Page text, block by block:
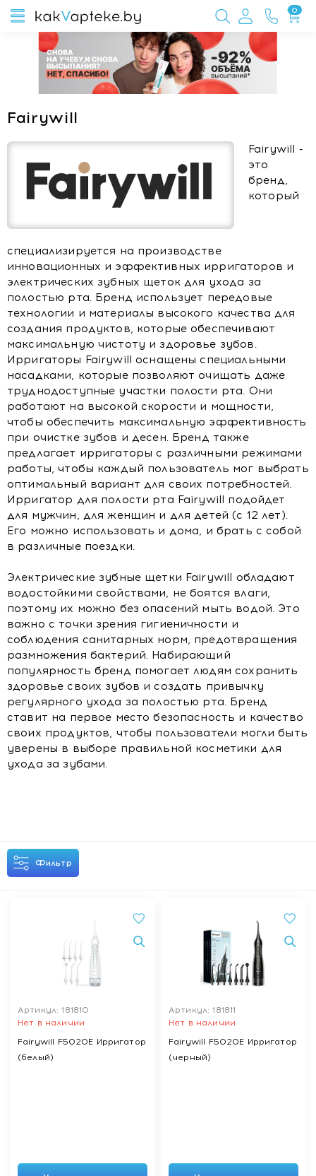
0
Fairywill
Fairywill -
это
бренд,
который
специализируется на производстве
инновационных и эффективных ирригаторов и
электрических зубных щеток для ухода за
полостью рта. Бренд использует передовые
технологии и материалы высокого качества для
создания продуктов, которые обеспечивают
максимальную чистоту и здоровье зубов.
Ирригаторы Fairywill оснащены специальными
насадками, которые позволяют очищать даже
труднодоступные участки полости рта. Они
работают на высокой скорости и мощности,
чтобы обеспечить максимальную эффективность
при очистке зубов и десен. Бренд также
предлагает ирригаторы с различными режимами
работы, чтобы каждый пользователь мог выбрать
оптимальный вариант для своих потребностей.
Ирригатор для полости рта Fairywill подойдет
для мужчин, для женщин и для детей (с 12 лет).
Его можно использовать и дома, и брать с собой
в различные поездки.
Электрические зубные щетки Fairywill обладают
водостойкими свойствами, не боятся влаги,
поэтому их можно без опасений мыть водой. Это
важно с точки зрения гигиеничности и
соблюдения санитарных норм, предотвращения
размножения бактерий. Набирающий
популярность бренд помогает людям сохранить
здоровье своих зубов и создать привычку
регулярного ухода за полостью рта. Бренд
ставит на первое место безопасность и качество
своих продуктов, чтобы пользователи могли быть
уверены в выборе правильной косметики для
ухода за зубами.
Фильтр
Артикул: 181810
Нет в наличии
Fairywill F5020E Ирригатор
(белый)
Артикул: 181811
Нет в наличии
Fairywill F5020E Ирригатор
(черный)